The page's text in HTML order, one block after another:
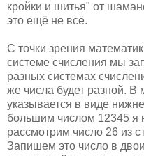
кройки и шитья" от
это ещё не всё.
С точки зрения
системе счисления мы
разных системах
же числа будет разной. В
указывается в виде
большим числом 12345 я
рассмотрим число 26 из
Запишем это число в